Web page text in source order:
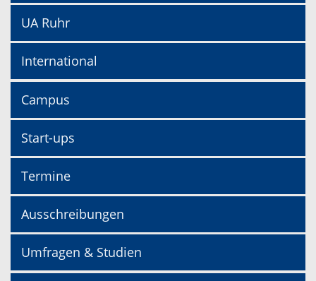
UA Ruhr
International
Campus
Start-ups
Termine
Ausschreibungen
Umfragen & Studien